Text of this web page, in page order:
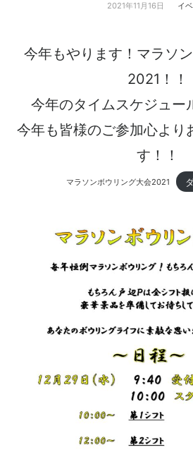
2021年11月16日 イ
今年もやります！マラソ
2021！！
今年のタイムスケジュー
今年も皆様のご参加心より
す！！
マラソンボウリング大会2021